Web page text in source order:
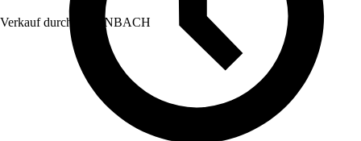
Verkauf durch: HORNBACH